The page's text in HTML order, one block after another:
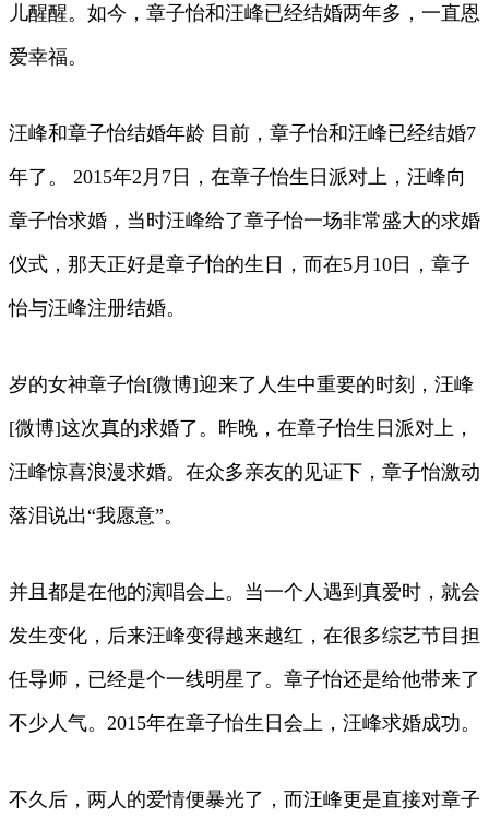
儿醒醒。如今，章子怡和汪峰已经结婚两年多，一直恩
爱幸福。
汪峰和章子怡结婚年龄 目前，章子怡和汪峰已经结婚7
年了。 2015年2月7日，在章子怡生日派对上，汪峰向
章子怡求婚，当时汪峰给了章子怡一场非常盛大的求婚
仪式，那天正好是章子怡的生日，而在5月10日，章子
怡与汪峰注册结婚。
岁的女神章子怡[微博]迎来了人生中重要的时刻，汪峰
[微博]这次真的求婚了。昨晚，在章子怡生日派对上，
汪峰惊喜浪漫求婚。在众多亲友的见证下，章子怡激动
落泪说出“我愿意”。
并且都是在他的演唱会上。当一个人遇到真爱时，就会
发生变化，后来汪峰变得越来越红，在很多综艺节目担
任导师，已经是个一线明星了。章子怡还是给他带来了
不少人气。2015年在章子怡生日会上，汪峰求婚成功。
不久后，两人的爱情便暴光了，而汪峰更是直接对章子